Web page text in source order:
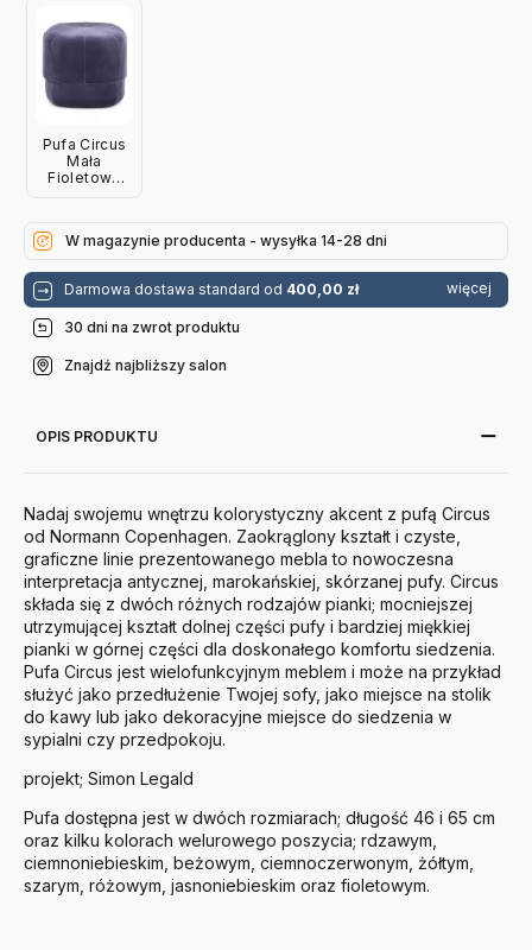
Pufa Circus
Mała
Fioletowa
W magazynie producenta - wysyłka 14-28 dni
Darmowa dostawa standard od 400,00 zł więcej
30 dni na zwrot produktu
Znajdź najbliższy salon
OPIS PRODUKTU
Nadaj swojemu wnętrzu kolorystyczny akcent z pufą Circus
od Normann Copenhagen. Zaokrąglony kształt i czyste,
graficzne linie prezentowanego mebla to nowoczesna
interpretacja antycznej, marokańskiej, skórzanej pufy. Circus
składa się z dwóch różnych rodzajów pianki; mocniejszej
utrzymującej kształt dolnej części pufy i bardziej miękkiej
pianki w górnej części dla doskonałego komfortu siedzenia.
Pufa Circus jest wielofunkcyjnym meblem i może na przykład
służyć jako przedłużenie Twojej sofy, jako miejsce na stolik
do kawy lub jako dekoracyjne miejsce do siedzenia w
sypialni czy przedpokoju.
projekt; Simon Legald
Pufa dostępna jest w dwóch rozmiarach; długość 46 i 65 cm
oraz kilku kolorach welurowego poszycia; rdzawym,
ciemnoniebieskim, beżowym, ciemnoczerwonym, żółtym,
szarym, różowym, jasnoniebieskim oraz fioletowym.